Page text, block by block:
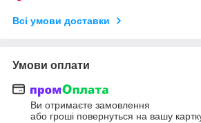
Всі умови доставки
Умови оплати
Ви отримаєте замовлення
або гроші повернуться на вашу